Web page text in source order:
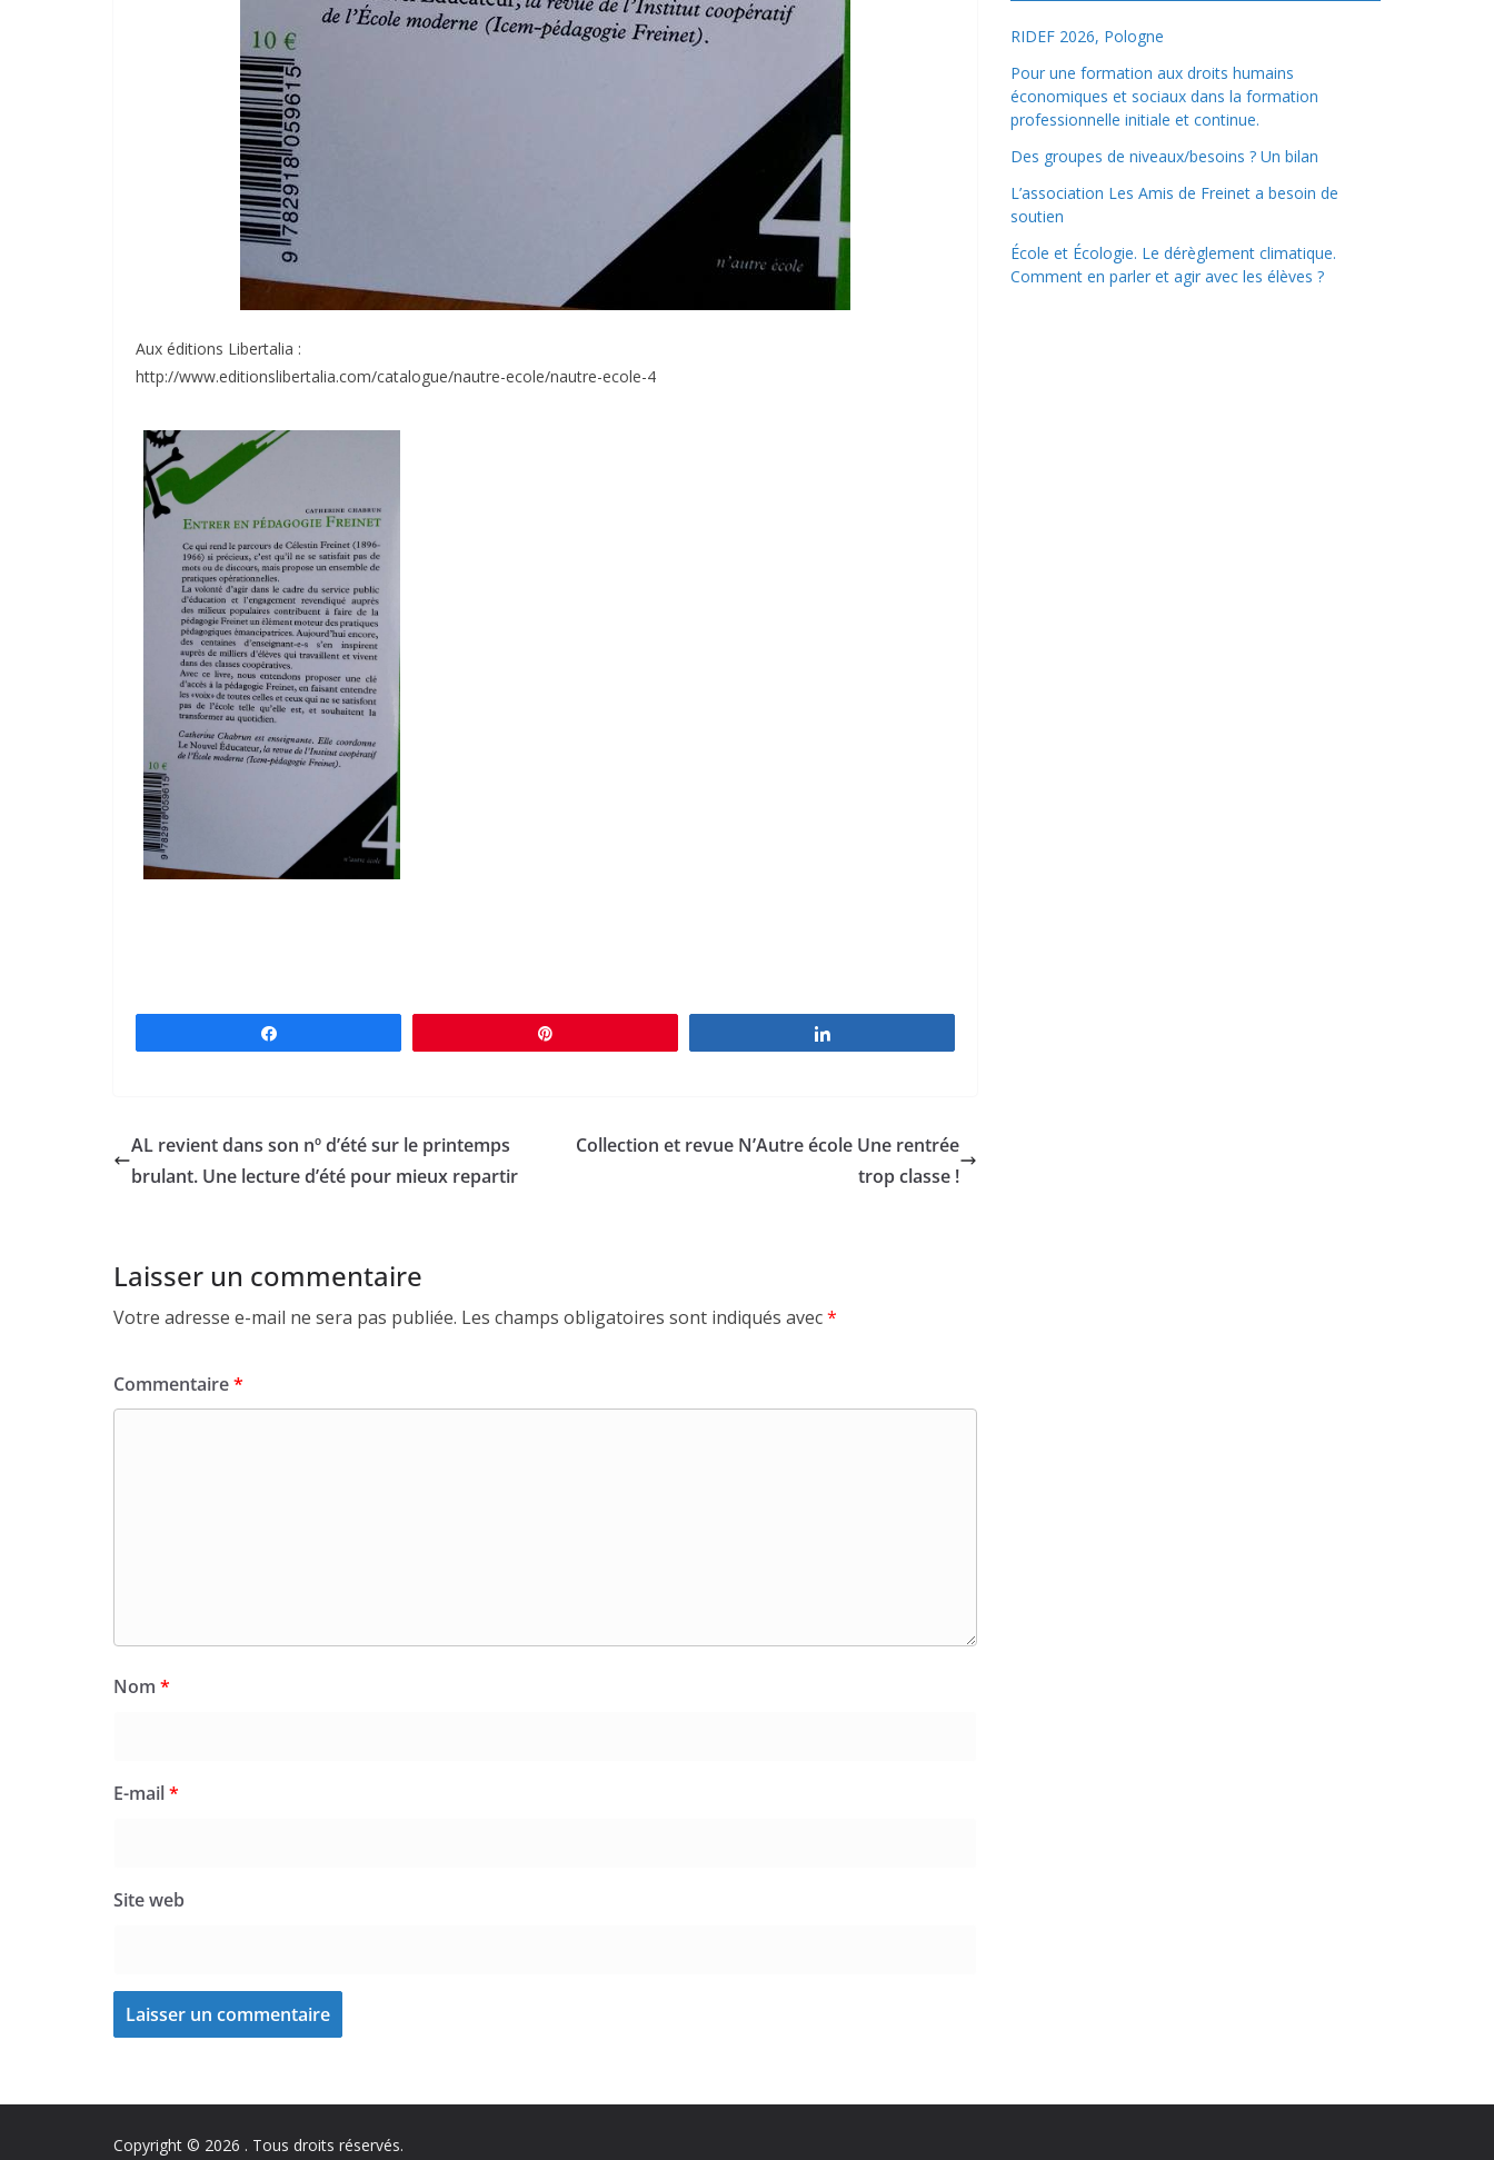
Aux éditions Libertalia :
http://www.editionslibertalia.com/catalogue/nautre-ecole/nautre-ecole-4
AL revient dans son nº d’été sur le printemps
brulant. Une lecture d’été pour mieux repartir
Collection et revue N’Autre école Une rentrée
trop classe !
Laisser un commentaire
Votre adresse e-mail ne sera pas publiée. Les champs obligatoires sont indiqués avec*
Commentaire*
Nom *
E-mail*
Site web
RIDEF 2026, Pologne
Pour une formation aux droits humains
économiques et sociaux dans la formation
professionnelle initiale et continue.
Des groupes de niveaux/besoins ? Un bilan
L’association Les Amis de Freinet a besoin de
soutien
École et Écologie. Le dérèglement climatique.
Comment en parler et agir avec les élèves ?
Copyright © 2026 . Tous droits réservés.